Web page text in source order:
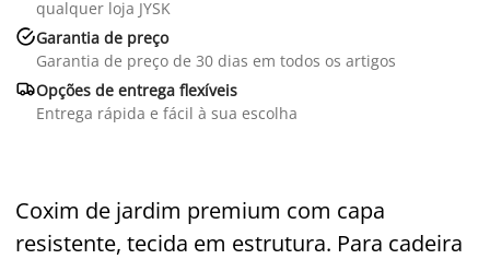
qualquer loja JYSK
Garantia de preço
Garantia de preço de 30 dias em todos os artigos
Opções de entrega flexíveis
Entrega rápida e fácil à sua escolha
Coxim de jardim premium com capa
resistente, tecida em estrutura. Para cadeira